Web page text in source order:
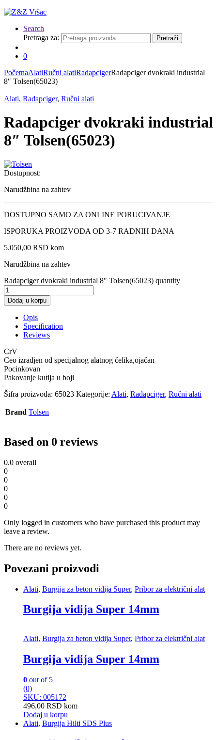
Search
Pretraga za:
Pretraži
0
PočetnaAlatiRučni alatiRadapcigerRadapciger dvokraki industrial
8″ Tolsen(65023)
Alati, Radapciger, Ručni alati
Radapciger dvokraki industrial
8″ Tolsen(65023)
Dostupnost:
Narudžbina na zahtev
DOSTUPNO SAMO ZA ONLINE PORUCIVANJE
ISPORUKA PROIZVODA OD 3-7 RADNIH DANA
5.050,00 RSD kom
Narudžbina na zahtev
Radapciger dvokraki industrial 8" Tolsen(65023) quantity
Dodaj u korpu
Opis
Specification
Reviews
CrV
Ceo izradjen od specijalnog alatnog čelika,ojačan
Pocinkovan
Pakovanje kutija u boji
Šifra proizvoda: 65023 Kategorije: Alati, Radapciger, Ručni alati
Brand Tolsen
Based on 0 reviews
0.0 overall
0
0
0
0
0
Only logged in customers who have purchased this product may
leave a review.
There are no reviews yet.
Povezani proizvodi
Alati, Burgija za beton vidija Super, Pribor za električni alat
Burgija vidija Super 14mm
Alati, Burgija za beton vidija Super, Pribor za električni alat
Burgija vidija Super 14mm
0 out of 5
(0)
SKU: 005172
496,00 RSD kom
Dodaj u korpu
Alati, Burgija Hilti SDS Plus